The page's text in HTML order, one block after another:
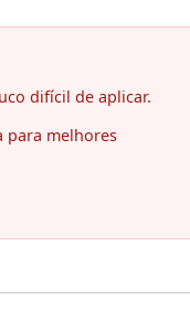
difícil de aplicar.
para melhores